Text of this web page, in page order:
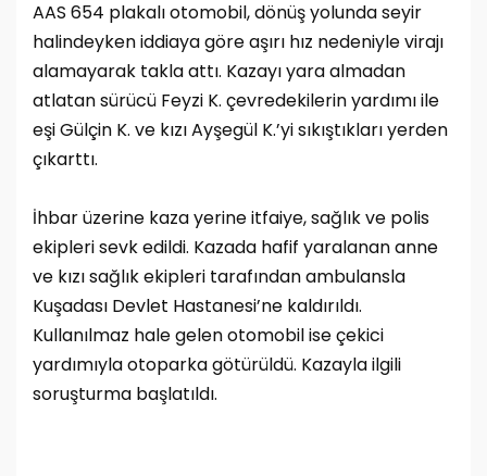
AAS 654 plakalı otomobil, dönüş yolunda seyir
halindeyken iddiaya göre aşırı hız nedeniyle virajı
alamayarak takla attı. Kazayı yara almadan
atlatan sürücü Feyzi K. çevredekilerin yardımı ile
eşi Gülçin K. ve kızı Ayşegül K.’yi sıkıştıkları yerden
çıkarttı.
İhbar üzerine kaza yerine itfaiye, sağlık ve polis
ekipleri sevk edildi. Kazada hafif yaralanan anne
ve kızı sağlık ekipleri tarafından ambulansla
Kuşadası Devlet Hastanesi’ne kaldırıldı.
Kullanılmaz hale gelen otomobil ise çekici
yardımıyla otoparka götürüldü. Kazayla ilgili
soruşturma başlatıldı.